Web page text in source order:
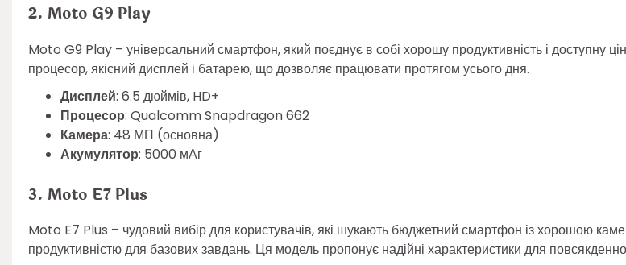
2. Moto G9 Play
Moto G9 Play – універсальний смартфон, який поєднує в собі хорошу продуктивність і доступну
процесор, якісний дисплей і батарею, що дозволяє працювати протягом усього дня.
Дисплей: 6.5 дюймів, HD+
Процесор: Qualcomm Snapdragon 662
Камера: 48 МП (основна)
Акумулятор: 5000 мАг
3. Moto E7 Plus
Moto E7 Plus – чудовий вибір для користувачів, які шукають бюджетний смартфон із хорошою
продуктивністю для базових завдань. Ця модель пропонує надійні характеристики для